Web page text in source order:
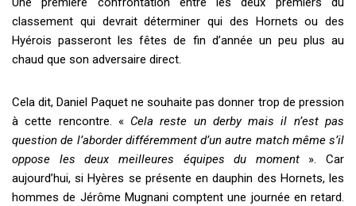
classement qui devrait déterminer qui des Hornets ou des
Hyérois passeront les fêtes de fin d’année un peu plus au
chaud que son adversaire direct.
Cela dit, Daniel Paquet ne souhaite pas donner trop de pression
à cette rencontre. « Cela reste un derby mais il n’est pas
question de l’aborder différemment d’un autre match même s’il
oppose les deux meilleures équipes du moment ». Car
aujourd’hui, si Hyères se présente en dauphin des Hornets, les
hommes de Jérôme Mugnani comptent une journée en retard.